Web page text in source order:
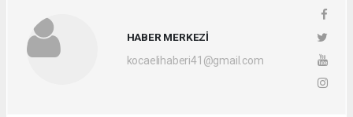
HABER MERKEZİ
kocaelihaberi41@gmail.com